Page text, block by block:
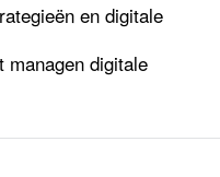
en digitale
digitale